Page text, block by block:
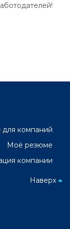
для компаний
Моё резюме
компании
Наверх